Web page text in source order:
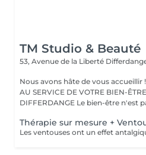
TM Studio & Beauté
53, Avenue de la Liberté
Nous avons hâte de vous accueillir ! UN INSTITUT DE BEAUTÉ
AU SERVICE DE VOTRE BIEN-
DIFFERDANGE Le bien-être
Thérapie sur mesure +